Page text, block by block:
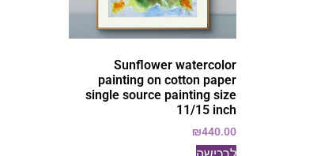
Sunflower watercolor
painting on cotton paper
single source painting size
11/15 inch
₪440.00